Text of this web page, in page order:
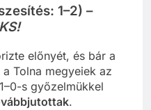
1–2) –
előnyét, és bár a
Tolna megyeiek az
s győzelmükkel
.